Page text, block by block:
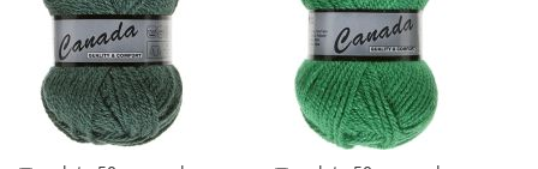
D'ACHATS
LISTE
D'ACHATS